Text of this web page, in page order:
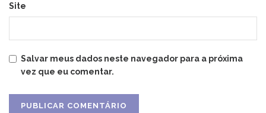
Site
Salvar meus dados neste navegador para a próxima
vez que eu comentar.